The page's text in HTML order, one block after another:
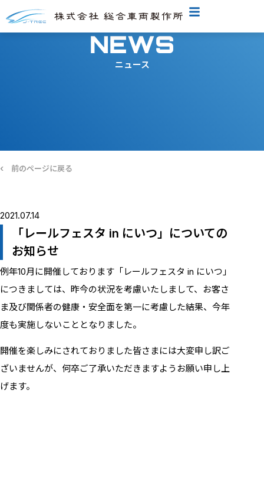
NEWS
ニュース
‹ 前のページに戻る
2021.07.14
「レールフェスタ in にいつ」についての
お知らせ
例年10月に開催しております「レールフェスタ in にいつ」
につきましては、昨今の状況を考慮いたしまして、お客さ
ま及び関係者の健康・安全面を第一に考慮した結果、今年
度も実施しないこととなりました。
開催を楽しみにされておりました皆さまには大変申し訳ご
ざいませんが、何卒ご了承いただきますようお願い申し上
げます。